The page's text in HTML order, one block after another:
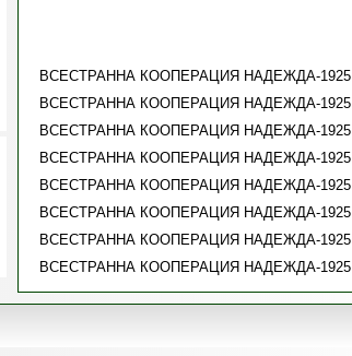
ВСЕСТРАННА КООПЕРАЦИЯ НАДЕЖДА-1925
ВСЕСТРАННА КООПЕРАЦИЯ НАДЕЖДА-1925
ВСЕСТРАННА КООПЕРАЦИЯ НАДЕЖДА-1925
ВСЕСТРАННА КООПЕРАЦИЯ НАДЕЖДА-1925
ВСЕСТРАННА КООПЕРАЦИЯ НАДЕЖДА-1925
ВСЕСТРАННА КООПЕРАЦИЯ НАДЕЖДА-1925
ВСЕСТРАННА КООПЕРАЦИЯ НАДЕЖДА-1925
ВСЕСТРАННА КООПЕРАЦИЯ НАДЕЖДА-1925